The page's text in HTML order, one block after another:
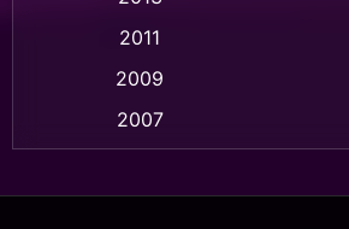
Based on a True Story เรื่อ
2011
2009
2007
2003